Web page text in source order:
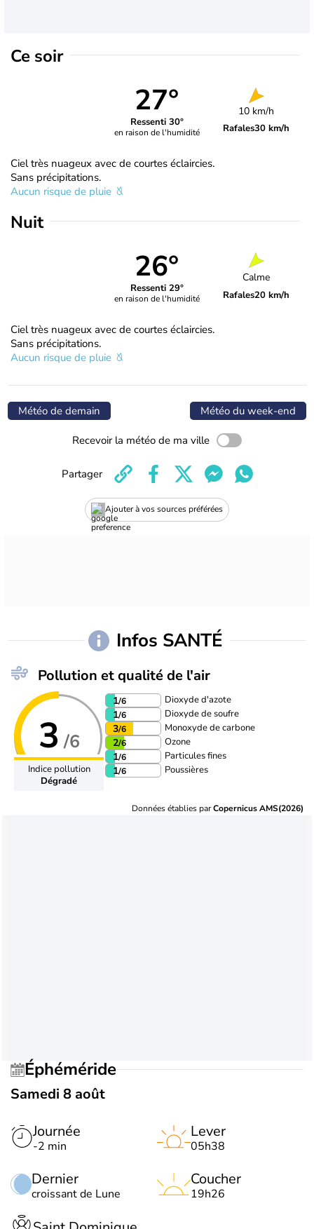
Ce soir
27°
Ressenti 30°
en raison de l'humidité
10 km/h
Rafales30 km/h
Ciel très nuageux avec de courtes éclaircies.
Sans précipitations.
Aucun risque de pluie
Nuit
26°
Ressenti 29°
en raison de l'humidité
Calme
Rafales20 km/h
Ciel très nuageux avec de courtes éclaircies.
Sans précipitations.
Aucun risque de pluie
Météo de demain Météo du week-end
Recevoir la météo de ma ville
Ajouter à vos sources préférées
Partager
Infos SANTÉ
Pollution et qualité de l'air
3 /6
Indice pollution
Dégradé
1/6 Dioxyde d'azote
1/6 Dioxyde de soufre
3/6 Monoxyde de carbone
2/6 Ozone
1/6 Particules fines
1/6 Poussières
Données établies parCopernicus AMS(2026)
Éphéméride
Samedi 8 août
Journée
-2 min
Dernier
croissant de Lune
Lever
05h38
Coucher
19h26